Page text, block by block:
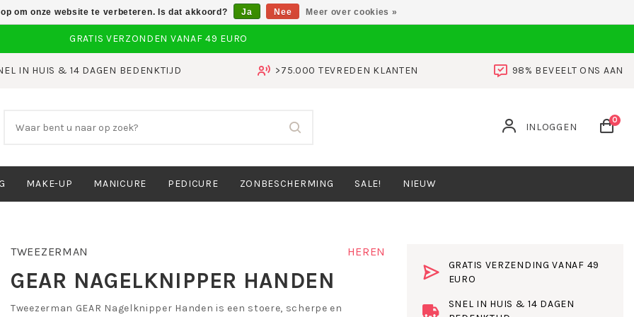
IN HUIS & 14 DAGEN BEDENKTIJD >75.000 TEVREDEN KLANTEN 98% BEVEELT ONS AAN
INLOGGEN
0
MAKE-UP MANICURE PEDICURE ZONBESCHERMING SALE! NIEUW
TWEEZERMAN HEREN
GEAR NAGELKNIPPER HANDEN
Tweezerman GEAR Nagelknipper Handen is een stoere, scherpe en
GRATIS VERZENDING VANAF 49
EURO
SNEL IN HUIS & 14 DAGEN
om onze website te verbeteren. Is dat akkoord? Ja Nee Meer over cookies »